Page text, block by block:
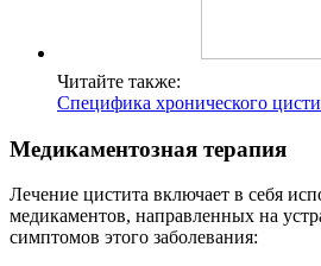
Читайте также:
Специфика хронического
Медикаментозная терапия
Лечение цистита включает в себя
медикаментов, направленных на
симптомов этого заболевания: